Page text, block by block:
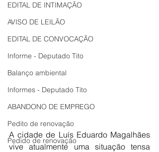
EDITAL DE INTIMAÇÃO
AVISO DE LEILÃO
EDITAL DE CONVOCAÇÃO
Informe - Deputado Tito
Balanço ambiental
Informes - Deputado Tito
ABANDONO DE EMPREGO
Pedito de renovação
Pedido de renovação
A cidade de Luís Eduardo Magalhães
vive atualmente uma situação tensa